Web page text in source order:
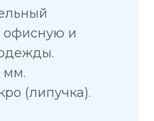
офисную и
мм.
(липучка).